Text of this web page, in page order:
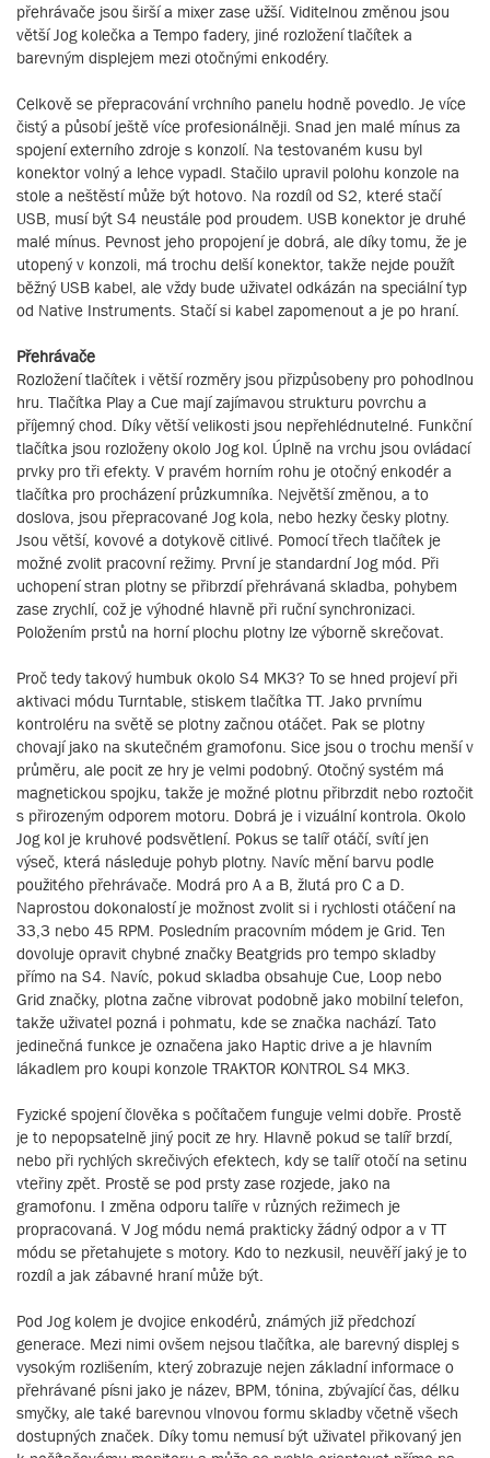
přehrávače jsou širší a mixer zase užší. Viditelnou změnou jsou
větší Jog kolečka a Tempo fadery, jiné rozložení tlačítek a
barevným displejem mezi otočnými enkodéry.
Celkově se přepracování vrchního panelu hodně povedlo. Je více
čistý a působí ještě více profesionálněji. Snad jen malé mínus za
spojení externího zdroje s konzolí. Na testovaném kusu byl
konektor volný a lehce vypadl. Stačilo upravil polohu konzole na
stole a neštěstí může být hotovo. Na rozdíl od S2, které stačí
USB, musí být S4 neustále pod proudem. USB konektor je druhé
malé mínus. Pevnost jeho propojení je dobrá, ale díky tomu, že je
utopený v konzoli, má trochu delší konektor, takže nejde použít
běžný USB kabel, ale vždy bude uživatel odkázán na speciální typ
od Native Instruments. Stačí si kabel zapomenout a je po hraní.
Přehrávače
Rozložení tlačítek i větší rozměry jsou přizpůsobeny pro pohodlnou
hru. Tlačítka Play a Cue mají zajímavou strukturu povrchu a
příjemný chod. Díky větší velikosti jsou nepřehlédnutelné. Funkční
tlačítka jsou rozloženy okolo Jog kol. Úplně na vrchu jsou ovládací
prvky pro tři efekty. V pravém horním rohu je otočný enkodér a
tlačítka pro procházení průzkumníka. Největší změnou, a to
doslova, jsou přepracované Jog kola, nebo hezky česky plotny.
Jsou větší, kovové a dotykově citlivé. Pomocí třech tlačítek je
možné zvolit pracovní režimy. První je standardní Jog mód. Při
uchopení stran plotny se přibrzdí přehrávaná skladba, pohybem
zase zrychlí, což je výhodné hlavně při ruční synchronizaci.
Položením prstů na horní plochu plotny lze výborně skrečovat.
Proč tedy takový humbuk okolo S4 MK3? To se hned projeví při
aktivaci módu Turntable, stiskem tlačítka TT. Jako prvnímu
kontroléru na světě se plotny začnou otáčet. Pak se plotny
chovají jako na skutečném gramofonu. Sice jsou o trochu menší v
průměru, ale pocit ze hry je velmi podobný. Otočný systém má
magnetickou spojku, takže je možné plotnu přibrzdit nebo roztočit
s přirozeným odporem motoru. Dobrá je i vizuální kontrola. Okolo
Jog kol je kruhové podsvětlení. Pokus se talíř otáčí, svítí jen
výseč, která následuje pohyb plotny. Navíc mění barvu podle
použitého přehrávače. Modrá pro A a B, žlutá pro C a D.
Naprostou dokonalostí je možnost zvolit si i rychlosti otáčení na
33,3 nebo 45 RPM. Posledním pracovním módem je Grid. Ten
dovoluje opravit chybné značky Beatgrids pro tempo skladby
přímo na S4. Navíc, pokud skladba obsahuje Cue, Loop nebo
Grid značky, plotna začne vibrovat podobně jako mobilní telefon,
takže uživatel pozná i pohmatu, kde se značka nachází. Tato
jedinečná funkce je označena jako Haptic drive a je hlavním
lákadlem pro koupi konzole TRAKTOR KONTROL S4 MK3.
Fyzické spojení člověka s počítačem funguje velmi dobře. Prostě
je to nepopsatelně jiný pocit ze hry. Hlavně pokud se talíř brzdí,
nebo při rychlých skrečivých efektech, kdy se talíř otočí na setinu
vteřiny zpět. Prostě se pod prsty zase rozjede, jako na
gramofonu. I změna odporu talíře v různých režimech je
propracovaná. V Jog módu nemá prakticky žádný odpor a v TT
módu se přetahujete s motory. Kdo to nezkusil, neuvěří jaký je to
rozdíl a jak zábavné hraní může být.
Pod Jog kolem je dvojice enkodérů, známých již předchozí
generace. Mezi nimi ovšem nejsou tlačítka, ale barevný displej s
vysokým rozlišením, který zobrazuje nejen základní informace o
přehrávané písni jako je název, BPM, tónina, zbývající čas, délku
smyčky, ale také barevnou vlnovou formu skladby včetně všech
dostupných značek. Díky tomu nemusí být uživatel přikovaný jen